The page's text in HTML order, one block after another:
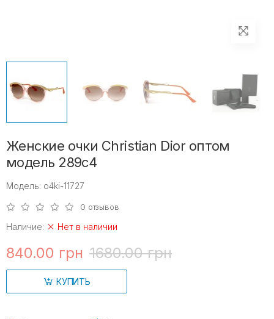
Женские очки Christian Dior оптом
модель 289c4
Модель: o4ki-11727
0 отзывов
Наличие: Нет в наличии
840.00 грн 1680.00 грн
КУПИТЬ